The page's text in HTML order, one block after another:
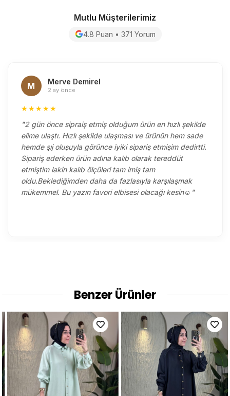
Mutlu Müşterilerimiz
4.8 Puan • 371 Yorum
M Merve Demirel
2 ay önce
★★★★★
"2 gün önce sipraiş etmiş olduğum ürün en hızlı şekilde
elime ulaştı. Hızlı şekilde ulaşması ve ürünün hem sade
hemde şıj oluşuyla görünce iyiki sipariş etmişim dedirtti.
Sipariş ederken ürün adına kalıb olarak tereddüt
etmiştim lakin kalıb ölçüleri tam imiş tam
oldu.Beklediğimden daha da fazlasıyla karşılaşmak
mükemmel. Bu yazın favori elbisesi olacağı kesin☺️"
Benzer Ürünler